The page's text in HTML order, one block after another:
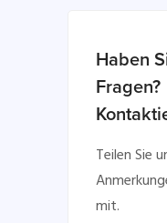
Haben
Fragen?
Teilen Sie
mit.